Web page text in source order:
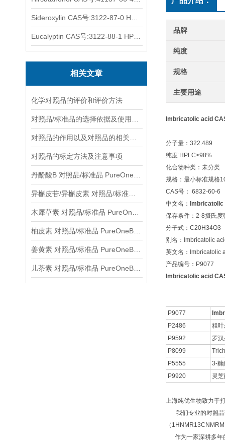
相关文章
化学对照品的评价和评价方法
对照品的标定方法及注意事项
品牌
纯度
规格
主要用途
Imbricatolic acid
分子量：322.489
纯度:HPLC≥98%
化合物种类：未分类
规格：最小标准规格
CAS号： 6832-60-6
中文名： Imbricatolic
保存条件：2-8摄氏度
分子式：C20H34O3
别名：Imbricatolic
英文名：Imbricatolic
产品编号：P9077
Imbricatolic acid
P9077
P2486
粗
P9592
罗
P8099
P5555
3-糠
P9920
灵
上海纯优生物致力于
我们专业的对照品
（
作为一家深耕多年